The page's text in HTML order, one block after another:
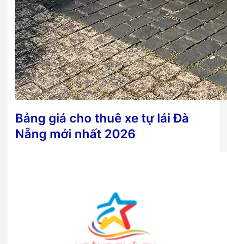
Bảng giá cho thuê xe tự lái Đà
Nẵng mới nhất 2026